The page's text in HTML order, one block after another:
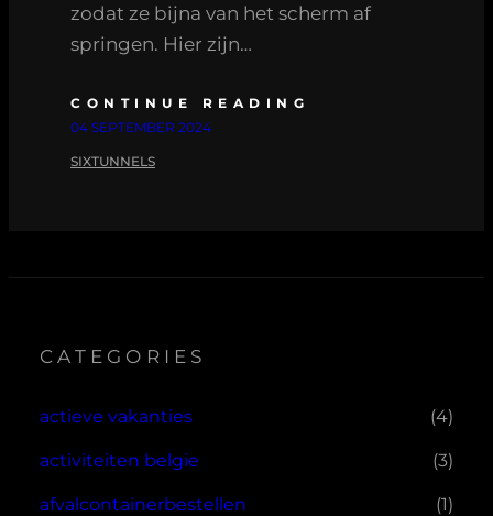
zodat ze bijna van het scherm af
springen. Hier zijn…
CONTINUE READING
04 SEPTEMBER 2024
SIXTUNNELS
CATEGORIES
actieve vakanties (4)
activiteiten belgie (3)
afvalcontainerbestellen (1)